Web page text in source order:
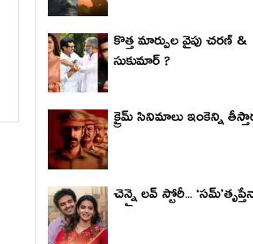
కొత్త మార్పుల వైపు చరణ్ &
సుకుమార్ ?
క్రైమ్ సినిమాలు ఇంకెన్ని
చెన్నై లవ్ స్టోరీ...